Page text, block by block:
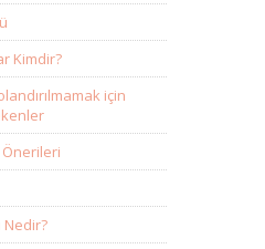
Kimdir?
için
Nedir?